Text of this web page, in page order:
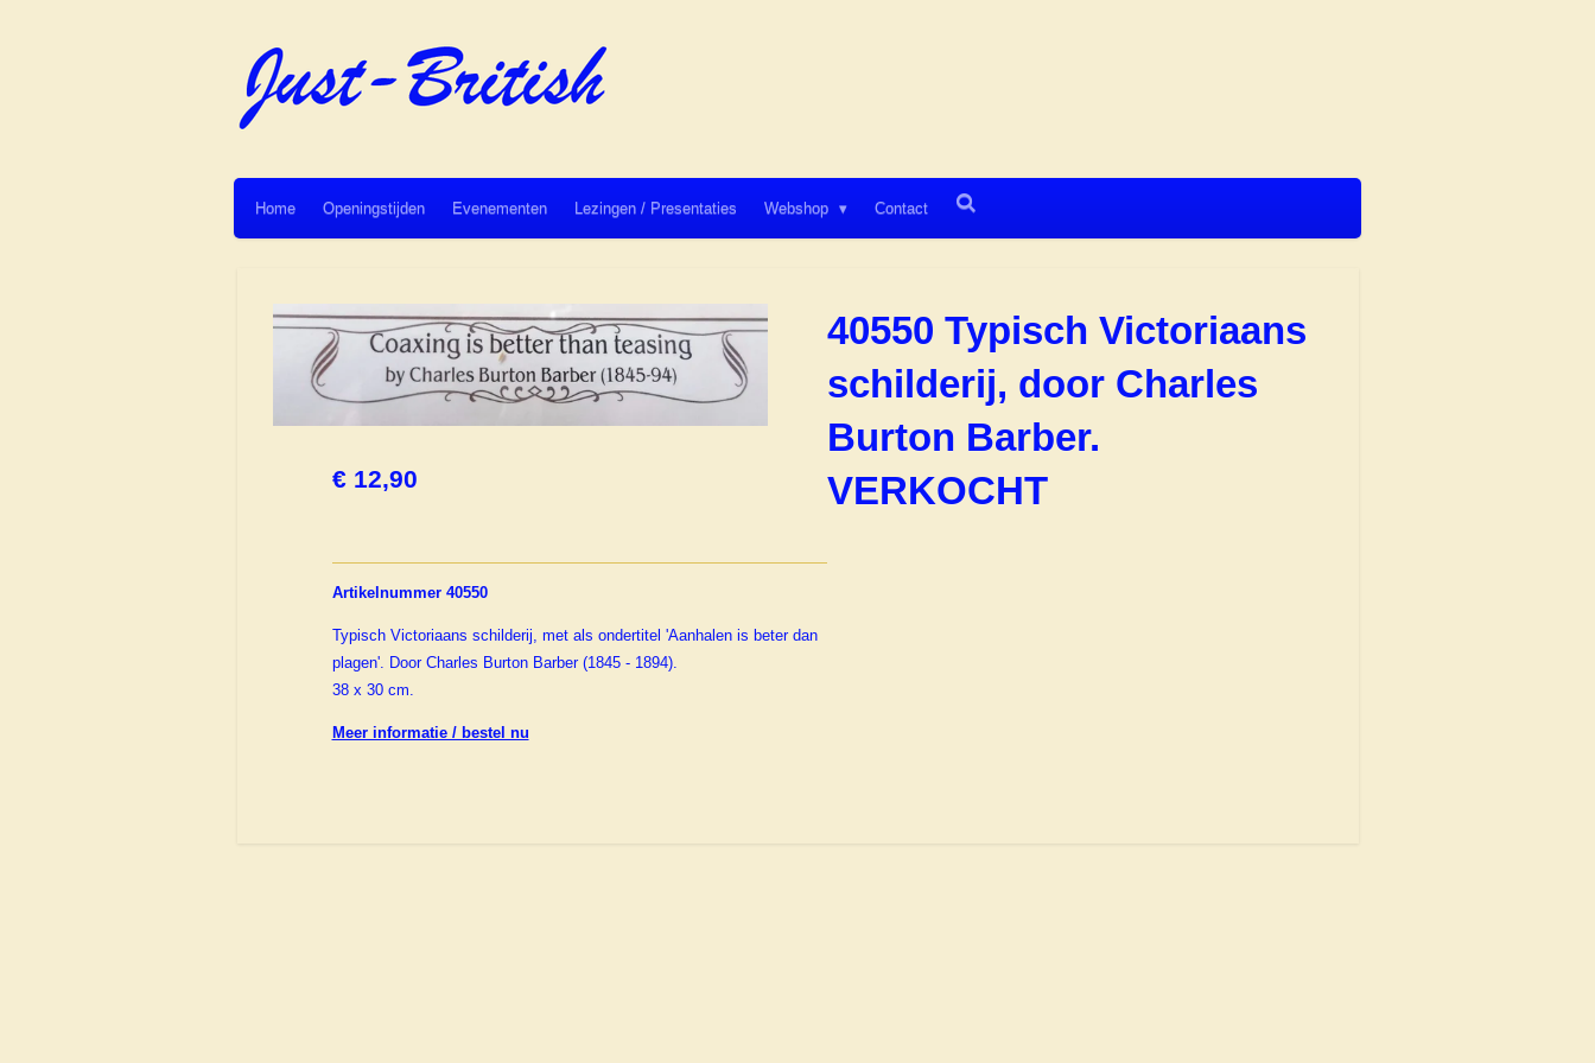
Home Openingstijden Evenementen Lezingen / Presentaties Webshop Contact
40550 Typisch Victoriaans
schilderij, door Charles
Burton Barber.
VERKOCHT
€ 12,90
Artikelnummer 40550
Typisch Victoriaans schilderij, met als ondertitel 'Aanhalen is beter dan
plagen'. Door Charles Burton Barber (1845 - 1894).
38 x 30 cm.
Meer informatie / bestel nu